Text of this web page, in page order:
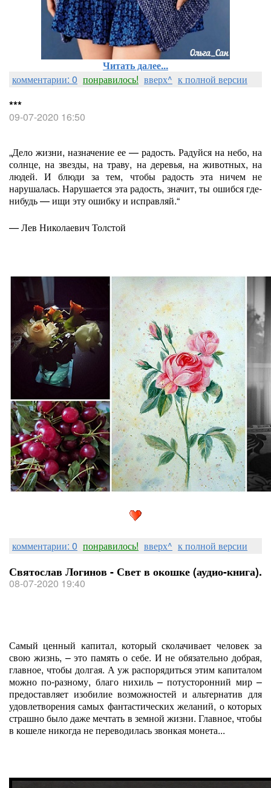
Читать далее...
комментарии: 0 понравилось! вверх^ к полной версии
***
09-07-2020 16:50
„Дело жизни, назначение ее — радость. Радуйся на небо, на
солнце, на звезды, на траву, на деревья, на животных, на
людей. И блюди за тем, чтобы радость эта ничем не
нарушалась. Нарушается эта радость, значит, ты ошибся где-
нибудь — ищи эту ошибку и исправляй.“
— Лев Николаевич Толстой
комментарии: 0 понравилось! вверх^ к полной версии
Святослав Логинов - Свет в окошке (аудио-книга).
08-07-2020 19:40
Самый ценный капитал, который сколачивает человек за
свою жизнь, – это память о себе. И не обязательно добрая,
главное, чтобы долгая. А уж распорядиться этим капиталом
можно по-разному, благо нихиль – потусторонний мир –
предоставляет изобилие возможностей и альтернатив для
удовлетворения самых фантастических желаний, о которых
страшно было даже мечтать в земной жизни. Главное, чтобы
в кошеле никогда не переводилась звонкая монета...